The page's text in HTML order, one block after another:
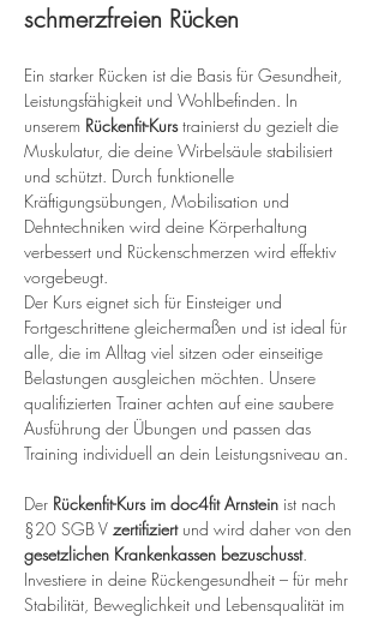
schmerzfreien Rücken
Ein starker Rücken ist die Basis für Gesundheit,
Leistungsfähigkeit und Wohlbefinden. In
unserem Rückenfit-Kurs trainierst du gezielt die
Muskulatur, die deine Wirbelsäule stabilisiert
und schützt. Durch funktionelle
Kräftigungsübungen, Mobilisation und
Dehntechniken wird deine Körperhaltung
verbessert und Rückenschmerzen wird effektiv
vorgebeugt.
Der Kurs eignet sich für Einsteiger und
Fortgeschrittene gleichermaßen und ist ideal für
alle, die im Alltag viel sitzen oder einseitige
Belastungen ausgleichen möchten. Unsere
qualifizierten Trainer achten auf eine saubere
Ausführung der Übungen und passen das
Training individuell an dein Leistungsniveau an.
Der Rückenfit-Kurs im doc4fit Arnstein ist nach
§20 SGB V zertifiziert und wird daher von den
gesetzlichen Krankenkassen bezuschusst.
Investiere in deine Rückengesundheit – für mehr
Stabilität, Beweglichkeit und Lebensqualität im